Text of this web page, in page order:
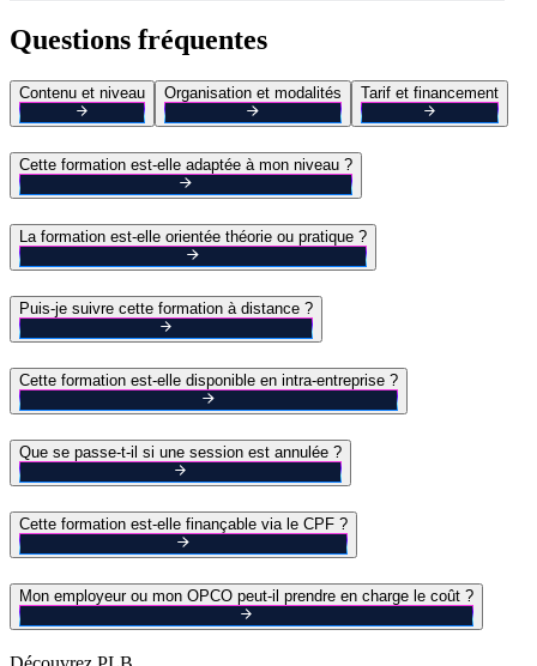
Questions fréquentes
Contenu et niveau Organisation et modalités Tarif et financement
Cette formation est-elle adaptée à mon niveau ?
La formation est-elle orientée théorie ou pratique ?
Puis-je suivre cette formation à distance ?
Cette formation est-elle disponible en intra-entreprise ?
Que se passe-t-il si une session est annulée ?
Cette formation est-elle finançable via le CPF ?
Mon employeur ou mon OPCO peut-il prendre en charge le coût ?